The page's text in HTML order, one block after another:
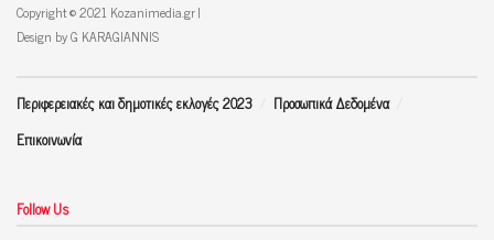
Copyright © 2021 Kozanimedia.gr |
Design by G KARAGIANNIS
Περιφερειακές και δημοτικές εκλογές 2023
Προσωπικά Δεδομένα
Επικοινωνία
Follow Us